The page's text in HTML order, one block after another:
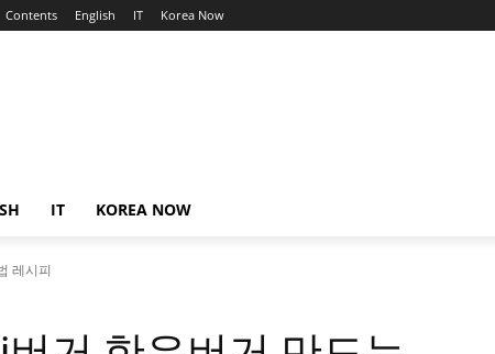
Contents English IT Korea Now
IT KOREA NOW
레시피